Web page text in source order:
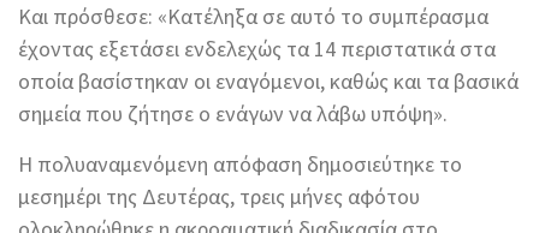
Και πρόσθεσε: «Κατέληξα σε αυτό το συμπέρασμα
έχοντας εξετάσει ενδελεχώς τα 14 περιστατικά στα
οποία βασίστηκαν οι εναγόμενοι, καθώς και τα βασικά
σημεία που ζήτησε ο ενάγων να λάβω υπόψη».
Η πολυαναμενόμενη απόφαση δημοσιεύτηκε το
μεσημέρι της Δευτέρας, τρεις μήνες αφότου